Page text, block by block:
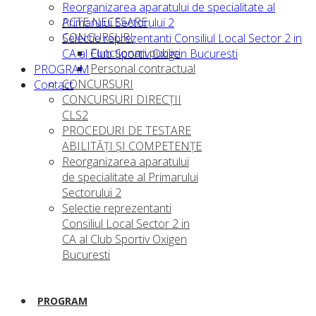
ACTE NECESARE
CONCURSURI
Funcţionari publici
Personal contractual
CONCURSURI
CONCURSURI DIRECȚII
CLS2
PROCEDURI DE TESTARE
ABILITĂŢI ŞI COMPETENŢE
Reorganizarea aparatului
de specialitate al Primarului
Sectorului 2
Selectie reprezentanti
Consiliul Local Sector 2 in
CA al Club Sportiv Oxigen
Bucuresti
PROGRAM
Reorganizarea aparatului de specialitate al
Primarului Sectorului 2
Selectie reprezentanti Consiliul Local Sector 2 in
CA al Club Sportiv Oxigen Bucuresti
PROGRAM
Contact